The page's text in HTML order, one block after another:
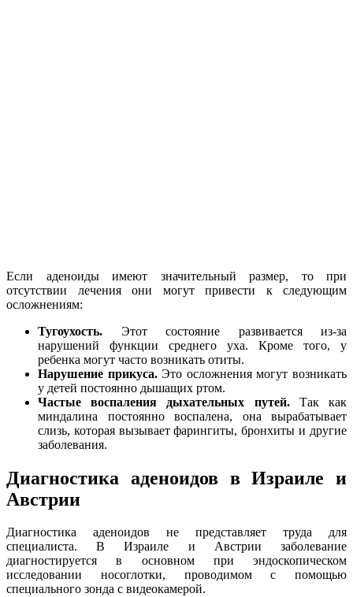
Если аденоиды имеют значительный размер, то при
отсутствии лечения они могут привести к следующим
осложнениям:
Тугоухость. Этот состояние развивается из-за
нарушений функции среднего уха. Кроме того, у
ребенка могут часто возникать отиты.
Нарушение прикуса.Это осложнения могут возникать
у детей постоянно дышащих ртом.
Частые воспаления дыхательных путей.Так как
миндалина постоянно воспалена, она вырабатывает
слизь, которая вызывает фарингиты, бронхиты и другие
заболевания.
Диагностика аденоидов в Израиле и
Австрии
Диагностика аденоидов не представляет труда для
специалиста. В Израиле и Австрии заболевание
диагностируется в основном при эндоскопическом
исследовании носоглотки, проводимом с помощью
специального зонда с видеокамерой.